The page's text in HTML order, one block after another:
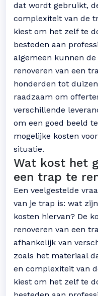
dat wordt gebruikt,
complexiteit van de
kiest om het zelf te
besteden aan
algemeen kunnen
renoveren van een
honderden tot
raadzaam om
verschillende
om een goed beeld
mogelijke kosten
situatie.
Wat kost het
een trap te
Een veelgestelde
van je trap is: wat
kosten hiervan? De
renoveren van een
afhankelijk van
zoals het materiaal
en complexiteit van
kiest om het zelf te